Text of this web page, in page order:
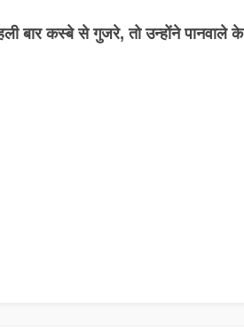
बार कस्बे से गुजरे, तो उन्होंने पानवाले के